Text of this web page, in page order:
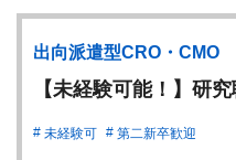
出向派遣型CRO・CMO
【未経験可能！】研
未経験可 第二新卒歓迎